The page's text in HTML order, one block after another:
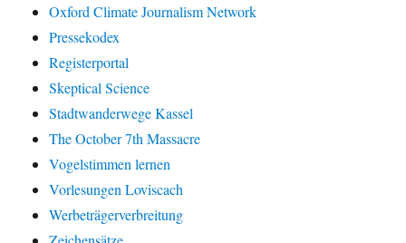
Oxford Climate Journalism Network
Pressekodex
Registerportal
Skeptical Science
Stadtwanderwege Kassel
The October 7th Massacre
Vogelstimmen lernen
Vorlesungen Loviscach
Werbeträgerverbreitung